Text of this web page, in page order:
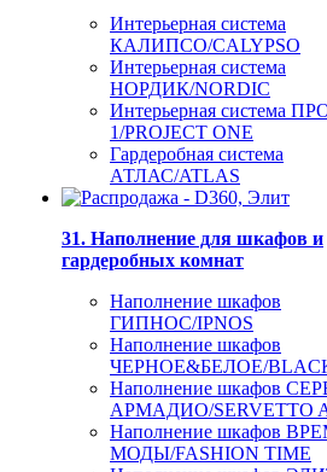
Интерьерная система
КАЛИПСО/CALYPSO
Интерьерная система
НОРДИК/NORDIC
Интерьерная система
1/PROJECT ONE
Гардеробная система
АТЛАС/ATLAS
31. Наполнение для шкафов и
гардеробных комнат
Наполнение шкафов
ГИПНОС/IPNOS
Наполнение шкафов
ЧЕРНОЕ&БЕЛОЕ/
Наполнение шкафов
АРМАДИО/SERVETTO
Наполнение шкафов
МОДЫ/FASHION TIME